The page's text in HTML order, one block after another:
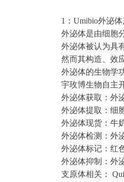
1：Umibio外泌
外泌体是由细胞
外泌体被认为具
然而其构造、效
外泌体的生物学
宇玫博生物自主
外泌体获取：外
外泌体提取：细
外泌体现货：牛
外泌体检测：外
外泌体标记：红
外泌体抑制：外
支原体相关：